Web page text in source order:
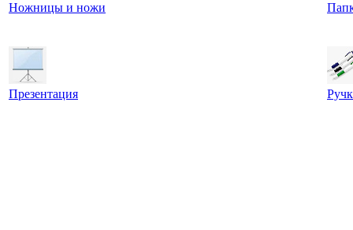
Ножницы и ножи
Презентация